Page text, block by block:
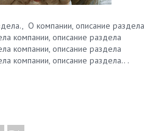
О компании, описание раздела
компании, описание раздела
компании, описание раздела
компании, описание раздела.. .